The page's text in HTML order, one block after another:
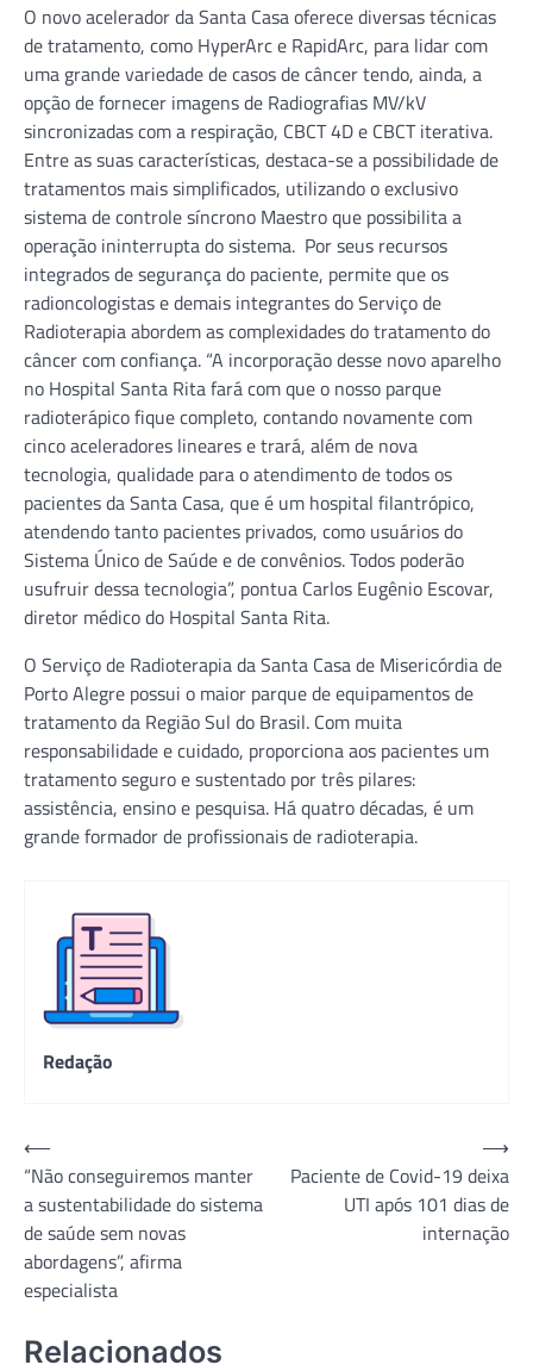
O novo acelerador da Santa Casa oferece diversas técnicas
de tratamento, como HyperArc e RapidArc, para lidar com
uma grande variedade de casos de câncer tendo, ainda, a
opção de fornecer imagens de Radiografias MV/kV
sincronizadas com a respiração, CBCT 4D e CBCT iterativa.
Entre as suas características, destaca-se a possibilidade de
tratamentos mais simplificados, utilizando o exclusivo
sistema de controle síncrono Maestro que possibilita a
operação ininterrupta do sistema. Por seus recursos
integrados de segurança do paciente, permite que os
radioncologistas e demais integrantes do Serviço de
Radioterapia abordem as complexidades do tratamento do
câncer com confiança. “A incorporação desse novo aparelho
no Hospital Santa Rita fará com que o nosso parque
radioterápico fique completo, contando novamente com
cinco aceleradores lineares e trará, além de nova
tecnologia, qualidade para o atendimento de todos os
pacientes da Santa Casa, que é um hospital filantrópico,
atendendo tanto pacientes privados, como usuários do
Sistema Único de Saúde e de convênios. Todos poderão
usufruir dessa tecnologia”, pontua Carlos Eugênio Escovar,
diretor médico do Hospital Santa Rita.
O Serviço de Radioterapia da Santa Casa de Misericórdia de
Porto Alegre possui o maior parque de equipamentos de
tratamento da Região Sul do Brasil. Com muita
responsabilidade e cuidado, proporciona aos pacientes um
tratamento seguro e sustentado por três pilares:
assistência, ensino e pesquisa. Há quatro décadas, é um
grande formador de profissionais de radioterapia.
Redação
Navegação
de
Post
⟵
“Não conseguiremos manter
a sustentabilidade do sistema
de saúde sem novas
abordagens”, afirma
especialista
Paciente de Covid-19 deixa
UTI após 101 dias de
internação
⟶
Relacionados